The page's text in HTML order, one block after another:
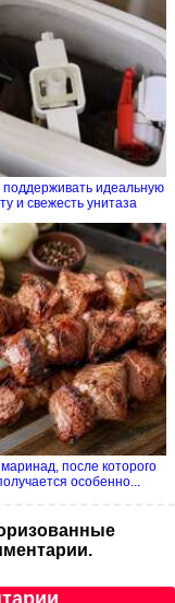
поддерживать идеальную
и свежесть унитаза
после которого
особенно...